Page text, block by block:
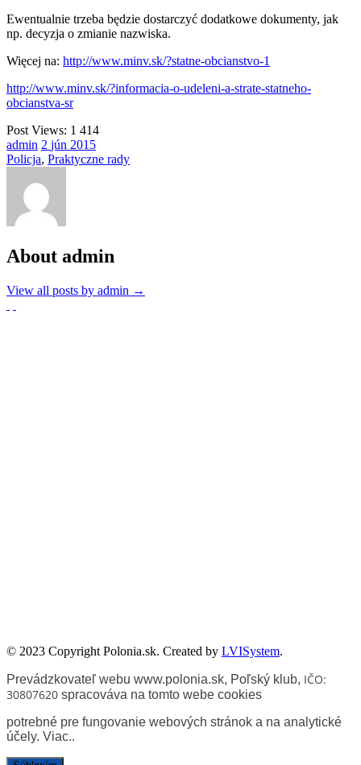
Ewentualnie trzeba będzie dostarczyć dodatkowe dokumenty, jak
np. decyzja o zmianie nazwiska.
Więcej na: http://www.minv.sk/?statne-obcianstvo-1
http://www.minv.sk/?informacia-o-udeleni-a-strate-statneho-
obcianstva-sr
Post Views: 1 414
admin 2 jún 2015
Policja, Praktyczne rady
About admin
View all posts by admin →
© 2023 Copyright Polonia.sk. Created by LVISystem.
Prevádzkovateľ webu www.polonia.sk, Poľský klub, IČO:
30807620 spracováva na tomto webe cookies
potrebné pre fungovanie webových stránok a na analytické
účely. Viac..